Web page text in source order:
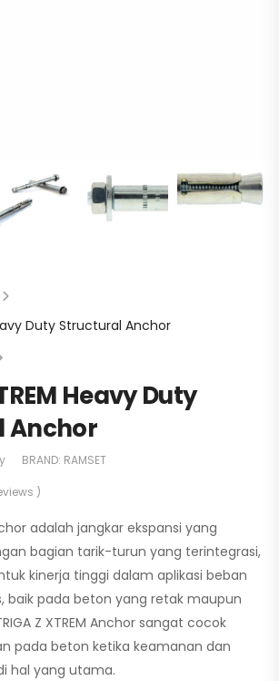
Duty Structural Anchor
Heavy Duty
Anchor
BRAND: RAMSET
)
adalah jangkar ekspansi yang
bagian tarik-turun yang terintegrasi,
kinerja tinggi dalam aplikasi beban
baik pada beton yang retak maupun
Z XTREM Anchor sangat cocok
pada beton ketika keamanan dan
hal yang utama.